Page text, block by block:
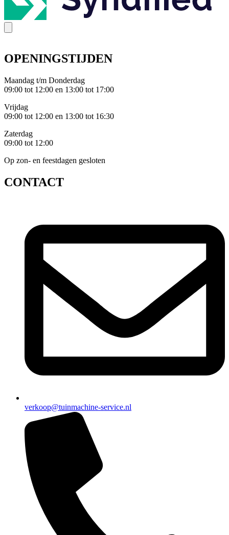
OPENINGSTIJDEN
Maandag t/m Donderdag
09:00 tot 12:00 en 13:00 tot 17:00
Vrijdag
09:00 tot 12:00 en 13:00 tot 16:30
Zaterdag
09:00 tot 12:00
Op zon- en feestdagen gesloten
CONTACT
verkoop@tuinmachine-service.nl